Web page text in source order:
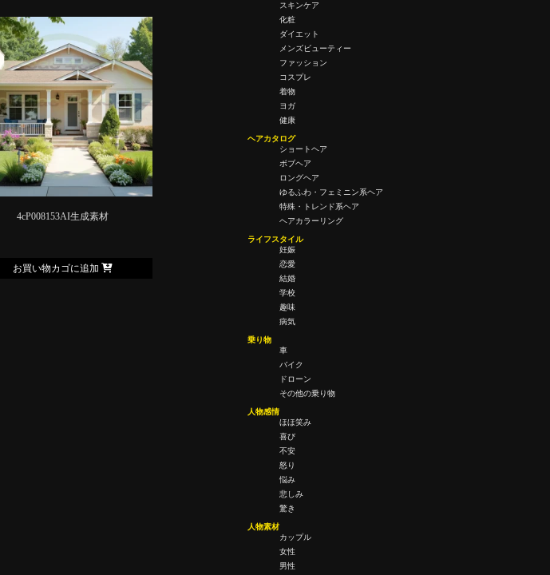
4cP008153AI生成素材
お買い物カゴに追加
スキンケア
化粧
ダイエット
メンズビューティー
ファッション
コスプレ
着物
ヨガ
健康
ヘアカタログ
ショートヘア
ボブヘア
ロングヘア
ゆるふわ・フェミニン系ヘア
特殊・トレンド系ヘア
ヘアカラーリング
ライフスタイル
妊娠
恋愛
結婚
学校
趣味
病気
乗り物
車
バイク
ドローン
その他の乗り物
人物感情
ほほ笑み
喜び
不安
怒り
悩み
悲しみ
驚き
人物素材
カップル
女性
男性